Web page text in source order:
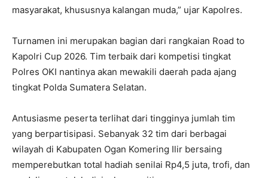
masyarakat, khususnya kalangan muda,” ujar Kapolres.
Turnamen ini merupakan bagian dari rangkaian Road to
Kapolri Cup 2026. Tim terbaik dari kompetisi tingkat
Polres OKI nantinya akan mewakili daerah pada ajang
tingkat Polda Sumatera Selatan.
Antusiasme peserta terlihat dari tingginya jumlah tim
yang berpartisipasi. Sebanyak 32 tim dari berbagai
wilayah di Kabupaten Ogan Komering Ilir bersaing
memperebutkan total hadiah senilai Rp4,5 juta, trofi, dan